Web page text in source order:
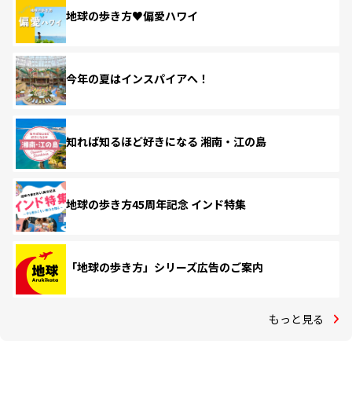
地球の歩き方♥偏愛ハワイ
今年の夏はインスパイアへ！
知れば知るほど好きになる 湘南・江の島
地球の歩き方45周年記念 インド特集
「地球の歩き方」シリーズ広告のご案内
もっと見る